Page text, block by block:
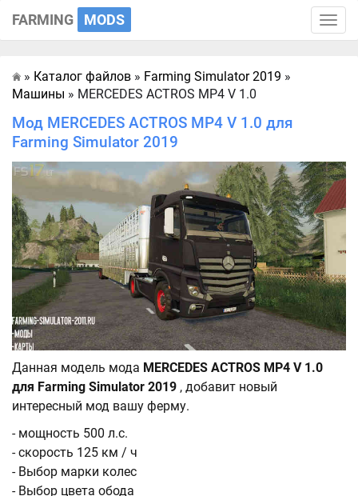
Toggle
FARMING MODS
Главная
» Каталог файлов » Farming Simulator 2019 »
Машины » MERCEDES ACTROS MP4 V 1.0
Мод MERCEDES ACTROS MP4 V 1.0 для
Farming Simulator 2019
Данная модель мода MERCEDES ACTROS MP4 V 1.0
для Farming Simulator 2019 , добавит новый
интересный мод вашу ферму.
- мощность 500 л.с.
- скорость 125 км / ч
- Выбор марки колес
- Выбор цвета обода